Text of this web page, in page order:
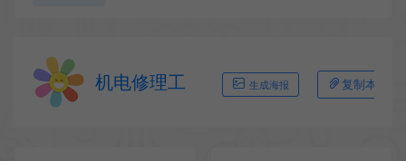
机电修理工 生成海报 复制本文链